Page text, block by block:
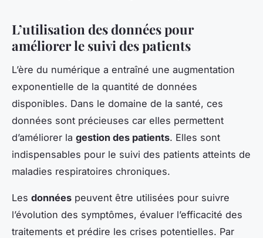
L’utilisation des données pour
améliorer le suivi des patients
L’ère du numérique a entraîné une augmentation
exponentielle de la quantité de données
disponibles. Dans le domaine de la santé, ces
données sont précieuses car elles permettent
d’améliorer la gestion des patients. Elles sont
indispensables pour le suivi des patients atteints de
maladies respiratoires chroniques.
Les données peuvent être utilisées pour suivre
l’évolution des symptômes, évaluer l’efficacité des
traitements et prédire les crises potentielles. Par